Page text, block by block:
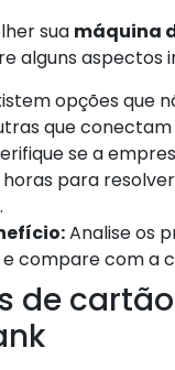
sua máquina
alguns aspectos
opções que
que conectam
se a
para
Analise os
e compare com a
de